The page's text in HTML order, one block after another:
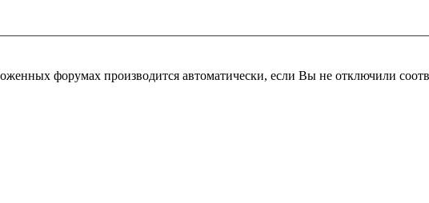
форумах производится автоматически, если Вы не отключили